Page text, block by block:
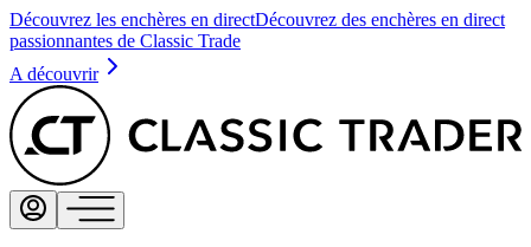
Découvrez les enchères en directDécouvrez des enchères en direct
passionnantes de Classic Trade
A découvrir